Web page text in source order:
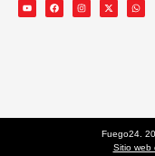
Fuego24.
Sitio web